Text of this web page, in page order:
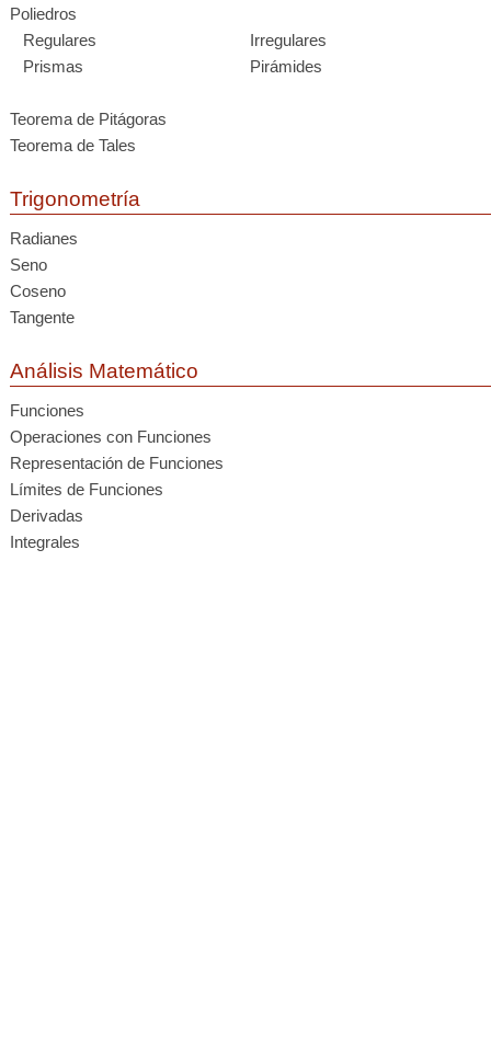
Poliedros
Regulares
Irregulares
Prismas
Pirámides
Teorema de Pitágoras
Teorema de Tales
Trigonometría
Radianes
Seno
Coseno
Tangente
Análisis Matemático
Funciones
Operaciones con Funciones
Representación de Funciones
Límites de Funciones
Derivadas
Integrales